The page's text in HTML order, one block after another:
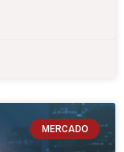
MERCADO